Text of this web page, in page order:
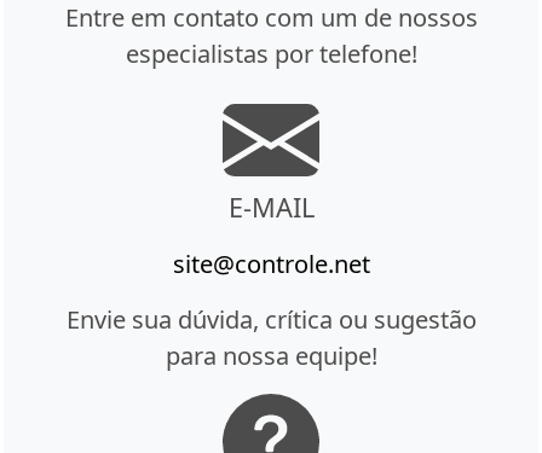
Entre em contato com um de nossos
especialistas por telefone!
E-MAIL
site@controle.net
Envie sua dúvida, crítica ou sugestão
para nossa equipe!